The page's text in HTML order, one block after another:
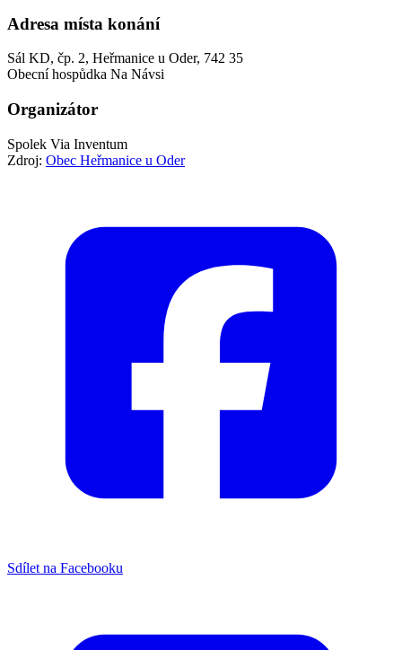
Adresa místa konání
Sál KD, čp. 2, Heřmanice u Oder, 742 35
Obecní hospůdka Na Návsi
Organizátor
Spolek Via Inventum
Zdroj: Obec Heřmanice u Oder
Sdílet na Facebooku